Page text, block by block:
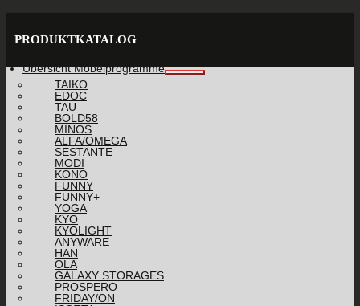
PRODUKTKATALOG
Übersicht Möbelprogramme
TAIKO
EDOC
TAU
BOLD58
MINOS
ALFA/OMEGA
SESTANTE
MODI
KONO
FUNNY
FUNNY+
YOGA
KYO
KYOLIGHT
ANYWARE
HAN
OLA
GALAXY STORAGES
PROSPERO
FRIDAY/ON